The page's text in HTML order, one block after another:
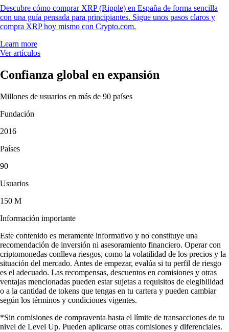
Descubre cómo comprar XRP (Ripple) en España de forma sencilla
con una guía pensada para principiantes. Sigue unos pasos claros y
compra XRP hoy mismo con Crypto.com.
Learn more
Ver artículos
Confianza global en expansión
Millones de usuarios en más de 90 países
Fundación
2016
Países
90
Usuarios
150 M
Información importante
Este contenido es meramente informativo y no constituye una
recomendación de inversión ni asesoramiento financiero. Operar con
criptomonedas conlleva riesgos, como la volatilidad de los precios y la
situación del mercado. Antes de empezar, evalúa si tu perfil de riesgo
es el adecuado. Las recompensas, descuentos en comisiones y otras
ventajas mencionadas pueden estar sujetas a requisitos de elegibilidad
o a la cantidad de tokens que tengas en tu cartera y pueden cambiar
según los términos y condiciones vigentes.
*Sin comisiones de compraventa hasta el límite de transacciones de tu
nivel de Level Up. Pueden aplicarse otras comisiones y diferenciales.